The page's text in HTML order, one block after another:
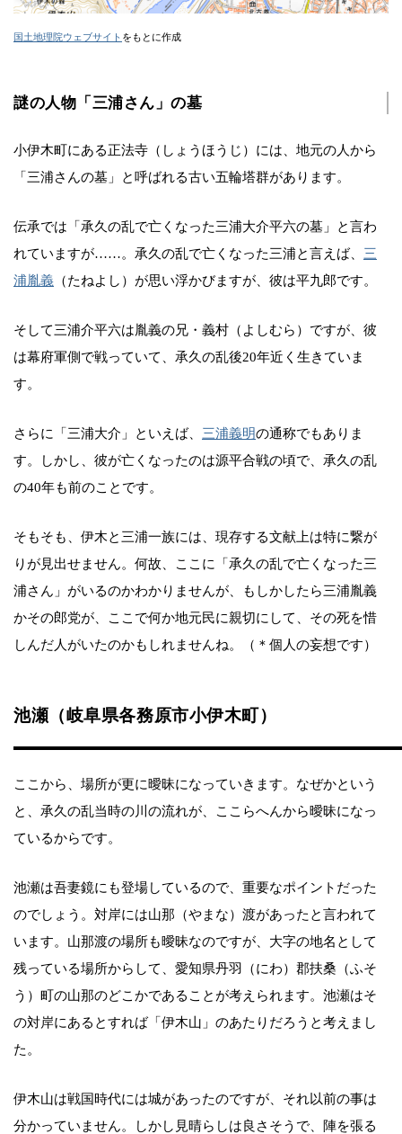
国土地理院ウェブサイト をもとに作成
謎の人物「三浦さん」の墓
小伊木町にある正法寺（しょうほうじ）には、地元の人から
「三浦さんの墓」と呼ばれる古い五輪塔群があります。
伝承では「承久の乱で亡くなった三浦大介平六の墓」と言わ
れていますが……。承久の乱で亡くなった三浦と言えば、 三
浦胤義 （たねよし）が思い浮かびますが、彼は平九郎です。
そして三浦介平六は胤義の兄・義村（よしむら）ですが、彼
は幕府軍側で戦っていて、承久の乱後20年近く生きていま
す。
さらに「三浦大介」といえば、 三浦義明の通称でもありま
す。しかし、彼が亡くなったのは源平合戦の頃で、承久の乱
の40年も前のことです。
そもそも、伊木と三浦一族には、現存する文献上は特に繋が
りが見出せません。何故、ここに「承久の乱で亡くなった三
浦さん」がいるのかわかりませんが、もしかしたら三浦胤義
かその郎党が、ここで何か地元民に親切にして、その死を惜
しんだ人がいたのかもしれませんね。（＊個人の妄想です）
池瀬（岐阜県各務原市小伊木町）
ここから、場所が更に曖昧になっていきます。なぜかという
と、承久の乱当時の川の流れが、ここらへんから曖昧になっ
ているからです。
池瀬は吾妻鏡にも登場しているので、重要なポイントだった
のでしょう。対岸には山那（やまな）渡があったと言われて
います。山那渡の場所も曖昧なのですが、大字の地名として
残っている場所からして、愛知県丹羽（にわ）郡扶桑（ふそ
う）町の山那のどこかであることが考えられます。池瀬はそ
の対岸にあるとすれば「伊木山」のあたりだろうと考えまし
た。
伊木山は戦国時代には城があったのですが、それ以前の事は
分かっていません。しかし見晴らしは良さそうで、陣を張る